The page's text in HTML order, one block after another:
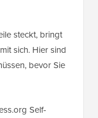
steckt, bringt
sich. Hier sind
bevor Sie
Self-